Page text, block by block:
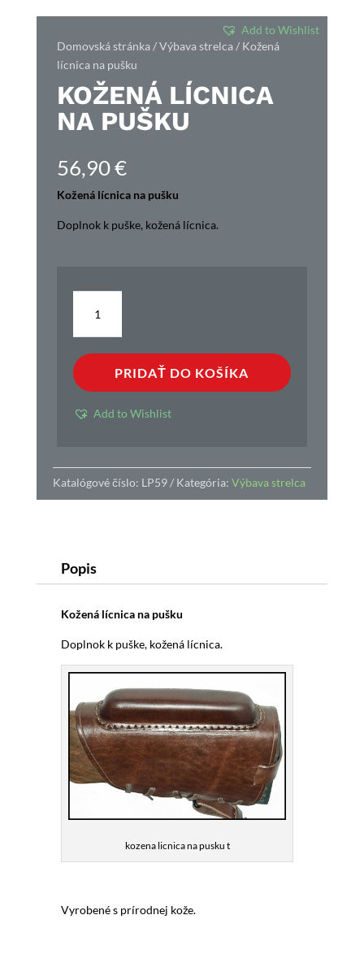
Add to Wishlist
Domovská stránka/Výbava strelca/ Kožená
lícnica na pušku
KOŽENÁ LÍCNICA
NA PUŠKU
56,90€
Kožená lícnica na pušku
Doplnok k puške, kožená lícnica.
Kožená
lícnica
na
pušku
PRIDAŤ DO KOŠÍKA
Add to Wishlist
Katalógové číslo: LP59 Kategória: Výbava strelca
Popis
Kožená lícnica na pušku
Doplnok k puške, kožená lícnica.
kozena licnica na pusku t
Vyrobené s prírodnej kože.